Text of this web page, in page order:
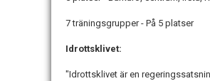
7 träningsgrupper - På 5 platser
Idrottsklivet:
"Idrottsklivet är en